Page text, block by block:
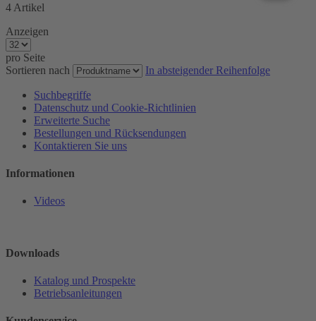
4 Artikel
Anzeigen
pro Seite
Sortieren nach
In absteigender Reihenfolge
Suchbegriffe
Datenschutz und Cookie-Richtlinien
Erweiterte Suche
Bestellungen und Rücksendungen
Kontaktieren Sie uns
Informationen
Videos
Downloads
Katalog und Prospekte
Betriebsanleitungen